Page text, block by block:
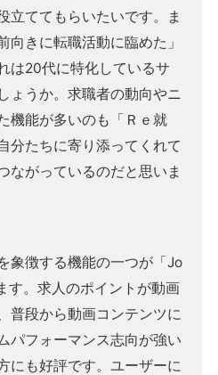
立ててもらいたいです。ま
向きに転職活動に臨めた」
は20代に特化しているサ
ょうか。求職者の動向やニ
機能が多いのも「Ｒｅ就
分たちに寄り添ってくれて
ながっているのだと思いま
象徴する機能の一つが「Jo
す。求人のポイントが動画
普段から動画コンテンツに
パフォーマンス志向が強い
にも好評です。ユーザーに